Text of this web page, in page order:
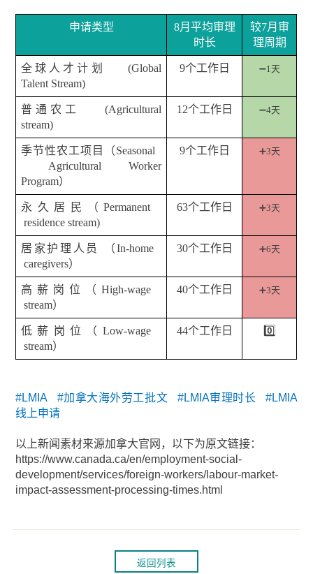
申请类型 8月平均审理
时长
较7月审
理周期
全球人才计划
(Global
Talent Stream)
9个工作日 ➖1天
普通农工
(Agricultural
stream)
12个工作日 ➖4天
季节性农工项目（Seasonal
Agricultural Worker
Program）
9个工作日 ➕3天
永久居民（Permanent
residence stream)
63个工作日 ➕3天
居家护理人员 （In-home
caregivers）
30个工作日 ➕6天
高薪岗位（High-wage
stream）
40个工作日 ➕3天
低薪岗位（ Low-wage
stream）
44个工作日 0️⃣
#LMIA #加拿大海外劳工批文 #LMIA审理时长 #LMIA
线上申请
以上新闻素材来源加拿大官网，以下为原文链接：
https://www.canada.ca/en/employment-social-
development/services/foreign-workers/labour-market-
impact-assessment-processing-times.html
返回列表